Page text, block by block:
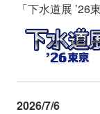
「下水道展 ’26
2026/7/6